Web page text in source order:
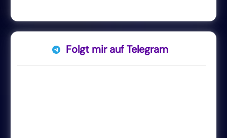
Folgt mir auf Telegram